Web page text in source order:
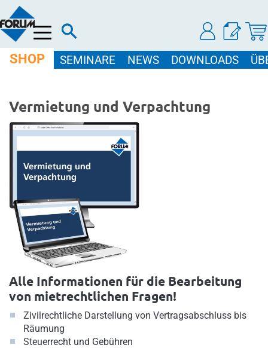
Menü
SHOP SEMINARE NEWS DOWNLOADS
Vermietung und Verpachtung
Alle Informationen für die Bearbeitung
von mietrechtlichen Fragen!
Zivilrechtliche Darstellung von Vertragsabschluss bis
Räumung
Steuerrecht und Gebühren